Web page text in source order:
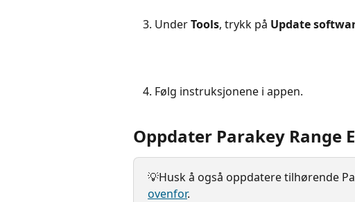
Under Tools, trykk på Update
Følg instruksjonene i appen.
Oppdater Parakey Range
💡Husk å også oppdatere tilhørende
ovenfor.